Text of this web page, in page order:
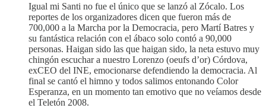
Igual mi Santi no fue el único que se lanzó al Zócalo. Los
reportes de los organizadores dicen que fueron más de
700,000 a la Marcha por la Democracia, pero Martí Batres y
su fantástica relación con el ábaco solo contó a 90,000
personas. Haigan sido las que haigan sido, la neta estuvo muy
chingón escuchar a nuestro Lorenzo (oeufs d’or) Córdova,
exCEO del INE, emocionarse defendiendo la democracia. Al
final se cantó el himno y todos salimos entonando Color
Esperanza, en un momento tan emotivo que no veíamos desde
el Teletón 2008.